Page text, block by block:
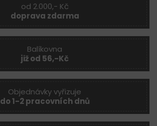
od 2.000,- Kč
doprava zdarma
Balíkovna
již od 56,-Kč
Objednávky vyřizuje
do 1-2 pracovních dnů